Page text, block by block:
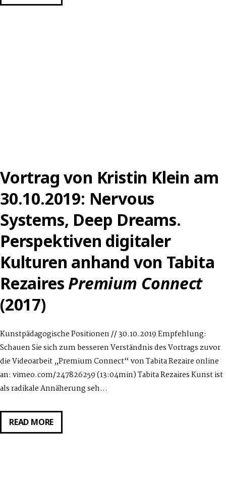
+
Vortrag von Kristin Klein am
30.10.2019: Nervous
Systems, Deep Dreams.
Perspektiven digitaler
Kulturen anhand von Tabita
Rezaires Premium Connect
(2017)
Kunstpädagogische Positionen // 30.10.2019 Empfehlung:
Schauen Sie sich zum besseren Verständnis des Vortrags zuvor
die Videoarbeit „Premium Connect“ von Tabita Rezaire online
an: vimeo.com/247826259 (13:04min) Tabita Rezaires Kunst ist
als radikale Annäherung seh…
READ MOREVORTRAG
VON